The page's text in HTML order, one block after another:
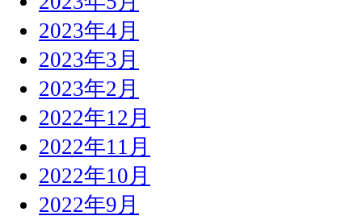
2023年4月
2023年3月
2023年2月
2022年12月
2022年11月
2022年10月
2022年9月